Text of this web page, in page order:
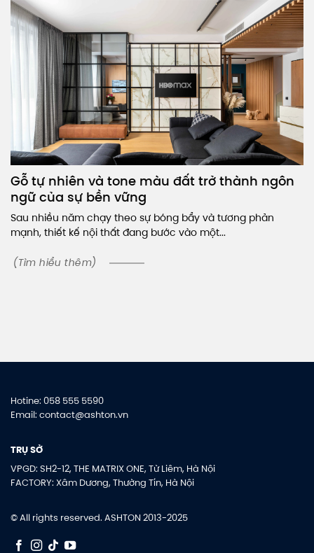
Gỗ tự nhiên và tone màu đất trở thành ngôn
ngữ của sự bền vững
Sau nhiều năm chạy theo sự bóng bẩy và tương phản
mạnh, thiết kế nội thất đang bước vào một...
(Tìm hiểu thêm)
Hotine: 058 555 5590
Email: contact@ashton.vn
TRỤ SỞ
VPGD: SH2-12, THE MATRIX ONE, Từ Liêm, Hà Nội
FACTORY: Xâm Dương, Thường Tín, Hà Nội
© All rights reserved. ASHTON 2013-2025